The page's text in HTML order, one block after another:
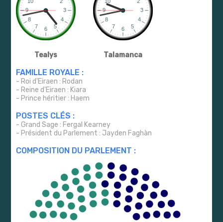
Tealys Talamanca
FAMILLE ROYALE :
- Roi d'Eiraen : Rodan
- Reine d'Eiraen : Kiara
- Prince héritier : Haem
POSTES CLÉS :
- Grand Sage : Fergal Kearney
- Président du Parlement : Jayden Faghàn
COMPOSITION DU PARLEMENT :